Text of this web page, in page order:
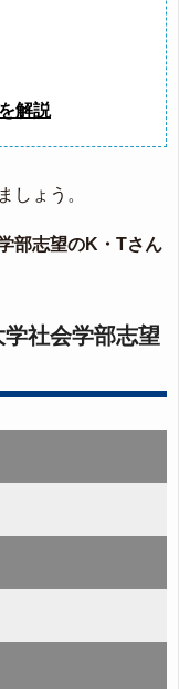
解説
しょう。
部志望のK・Tさん
社会学部志望